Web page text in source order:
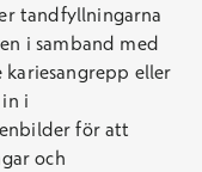
tandfyllningarna
i samband med
eller
i
för att
och